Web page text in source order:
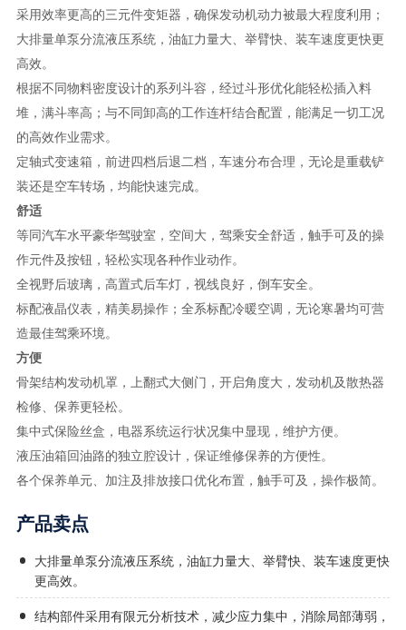
采用效率更高的三元件变矩器，确保发动机动力被最大程度利用；
大排量单泵分流液压系统，油缸力量大、举臂快、装车速度更快更
高效。
根据不同物料密度设计的系列斗容，经过斗形优化能轻松插入料
堆，满斗率高；与不同卸高的工作连杆结合配置，能满足一切工况
的高效作业需求。
定轴式变速箱，前进四档后退二档，车速分布合理，无论是重载铲
装还是空车转场，均能快速完成。
舒适
等同汽车水平豪华驾驶室，空间大，驾乘安全舒适，触手可及的操
作元件及按钮，轻松实现各种作业动作。
全视野后玻璃，高置式后车灯，视线良好，倒车安全。
标配液晶仪表，精美易操作；全系标配冷暖空调，无论寒暑均可营
造最佳驾乘环境。
方便
骨架结构发动机罩，上翻式大侧门，开启角度大，发动机及散热器
检修、保养更轻松。
集中式保险丝盒，电器系统运行状况集中显现，维护方便。
液压油箱回油路的独立腔设计，保证维修保养的方便性。
各个保养单元、加注及排放接口优化布置，触手可及，操作极简。
产品卖点
大排量单泵分流液压系统，油缸力量大、举臂快、装车速度更快
更高效。
结构部件采用有限元分析技术，减少应力集中，消除局部薄弱，